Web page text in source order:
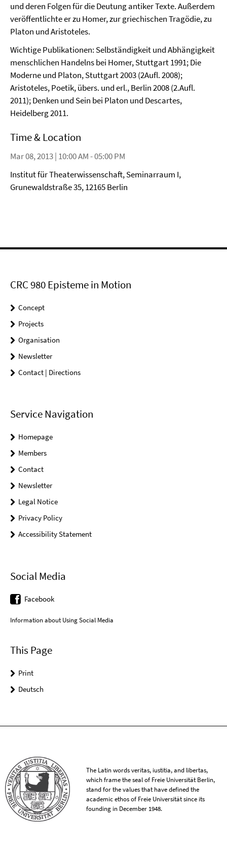
und deren Folgen für die Deutung antiker Texte. Außerdem
veröffentlichte er zu Homer, zur griechischen Tragödie, zu
Platon und Aristoteles.
Wichtige Publikationen: Selbständigkeit und Abhängigkeit
menschlichen Handelns bei Homer, Stuttgart 1991; Die
Moderne und Platon, Stuttgart 2003 (2Aufl. 2008);
Aristoteles, Poetik, übers. und erl., Berlin 2008 (2.Aufl.
2011); Denken und Sein bei Platon und Descartes,
Heidelberg 2011.
Time & Location
Mar 08, 2013 | 10:00 AM - 05:00 PM
Institut für Theaterwissenschaft, Seminarraum I,
Grunewaldstraße 35, 12165 Berlin
CRC 980 Episteme in Motion
Concept
Projects
Organisation
Newsletter
Contact | Directions
Service Navigation
Homepage
Members
Contact
Newsletter
Legal Notice
Privacy Policy
Accessibility Statement
Social Media
Facebook
Information about Using Social Media
This Page
Print
Deutsch
The Latin words veritas, iustitia, and libertas,
which frame the seal of Freie Universität Berlin,
stand for the values that have defined the
academic ethos of Freie Universität since its
founding in December 1948.